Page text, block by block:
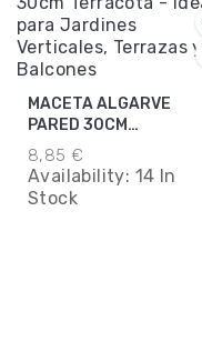
MACETA ALGARVE
PARED 30CM
TERRACOTA
8,85 €
Availability: 14 In
Stock